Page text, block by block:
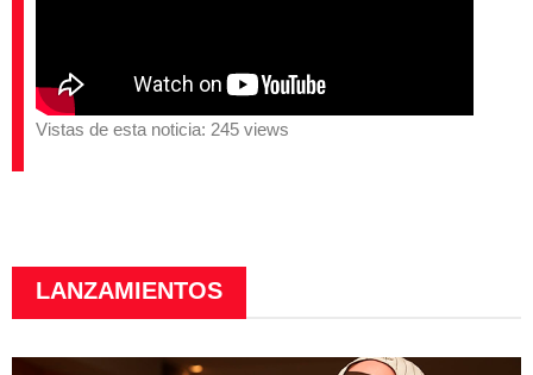
Vistas de esta noticia: 245 views
LANZAMIENTOS